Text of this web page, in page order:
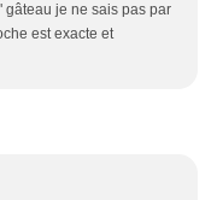
gâteau je ne sais pas par
est exacte et